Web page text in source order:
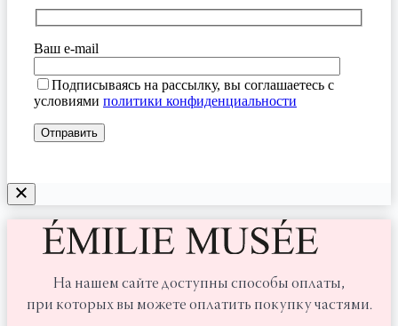
Ваш e-mail
Подписываясь на рассылку, вы соглашаетесь с
условиями политики конфиденциальности
На нашем сайте доступны способы оплаты,
при которых вы можете оплатить покупку частями.